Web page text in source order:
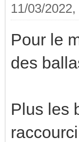
11/03/
Pour le
des
Plus les